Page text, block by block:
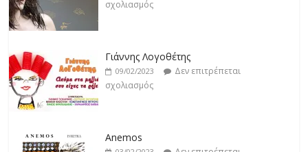
Γιάννης Λογοθέτης
09/02/2023
Δεν επιτρέπεται
σχολιασμός
Anemos
Δεν επιτρέπεται